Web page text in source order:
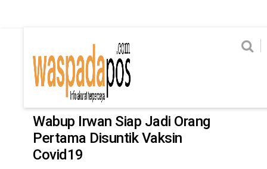
Home News
Ekonomi Hukum & Kriminal
Politik Metro
Hiburan Pendidikan
Edukasi
Home News Ekonomi Hukum & Kriminal
News
Wabup Irwan Siap Jadi Orang
Pertama Disuntik Vaksin
Covid19